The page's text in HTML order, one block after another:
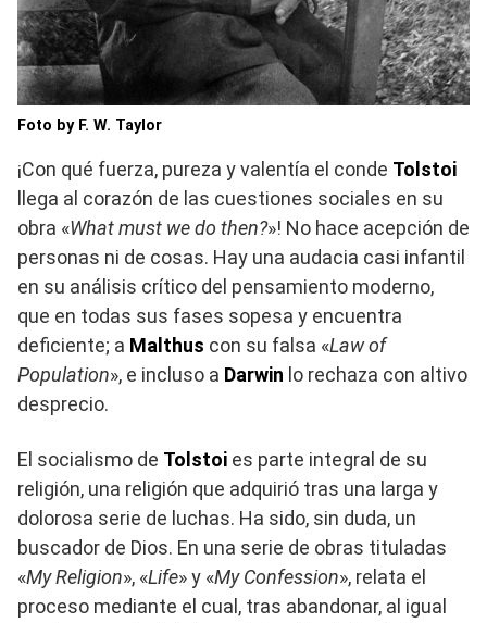
Foto by F. W. Taylor
¡Con qué fuerza, pureza y valentía el conde Tolstoi
llega al corazón de las cuestiones sociales en su
obra «What must we do then?»! No hace acepción de
personas ni de cosas. Hay una audacia casi infantil
en su análisis crítico del pensamiento moderno,
que en todas sus fases sopesa y encuentra
deficiente; a Malthus con su falsa «Law of
Population», e incluso a Darwin lo rechaza con altivo
desprecio.
El socialismo de Tolstoi es parte integral de su
religión, una religión que adquirió tras una larga y
dolorosa serie de luchas. Ha sido, sin duda, un
buscador de Dios. En una serie de obras tituladas
«My Religion», «Life» y «My Confession», relata el
proceso mediante el cual, tras abandonar, al igual